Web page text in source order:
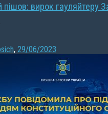
вирок гауляйтеру
, 29/06/2023